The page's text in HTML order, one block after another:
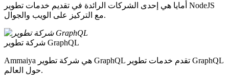
أمايا هي إحدى الشركات الرائدة في تقديم خدمات تطوير NodeJS
مع التركيز على الويب والجوال.
شركة تطوير GraphQL
Ammaiya هي شركة تطوير GraphQL تقدم خدمات تطوير GraphQL
حول العالم.